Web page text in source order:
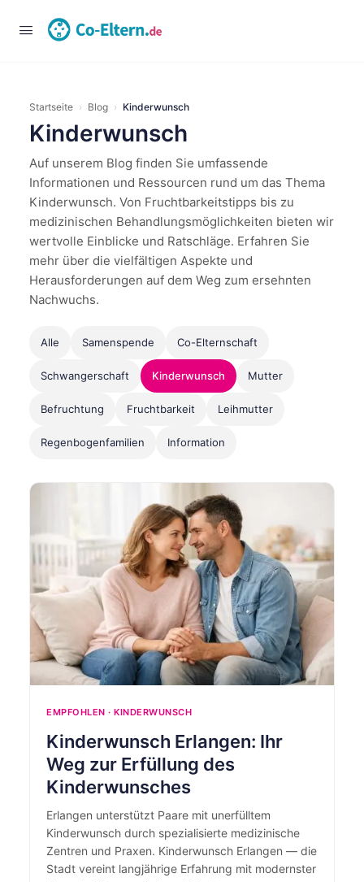
Startseite › Blog › Kinderwunsch
Kinderwunsch
Auf unserem Blog finden Sie umfassende
Informationen und Ressourcen rund um das Thema
Kinderwunsch. Von Fruchtbarkeitstipps bis zu
medizinischen Behandlungsmöglichkeiten bieten wir
wertvolle Einblicke und Ratschläge. Erfahren Sie
mehr über die vielfältigen Aspekte und
Herausforderungen auf dem Weg zum ersehnten
Nachwuchs.
Alle Samenspende Co-Elternschaft
Schwangerschaft Kinderwunsch Mutter
Befruchtung Fruchtbarkeit Leihmutter
Regenbogenfamilien Information
EMPFOHLEN · KINDERWUNSCH
Kinderwunsch Erlangen: Ihr
Weg zur Erfüllung des
Kinderwunsches
Erlangen unterstützt Paare mit unerfülltem
Kinderwunsch durch spezialisierte medizinische
Zentren und Praxen. Kinderwunsch Erlangen — die
Stadt vereint langjährige Erfahrung mit modernster